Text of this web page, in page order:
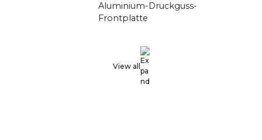
Aluminium-Druckguss-
Frontplatte
verlustarm, hohe Präzision,
großer Hub
DSP Linearphasiges FIR, hohe
View all